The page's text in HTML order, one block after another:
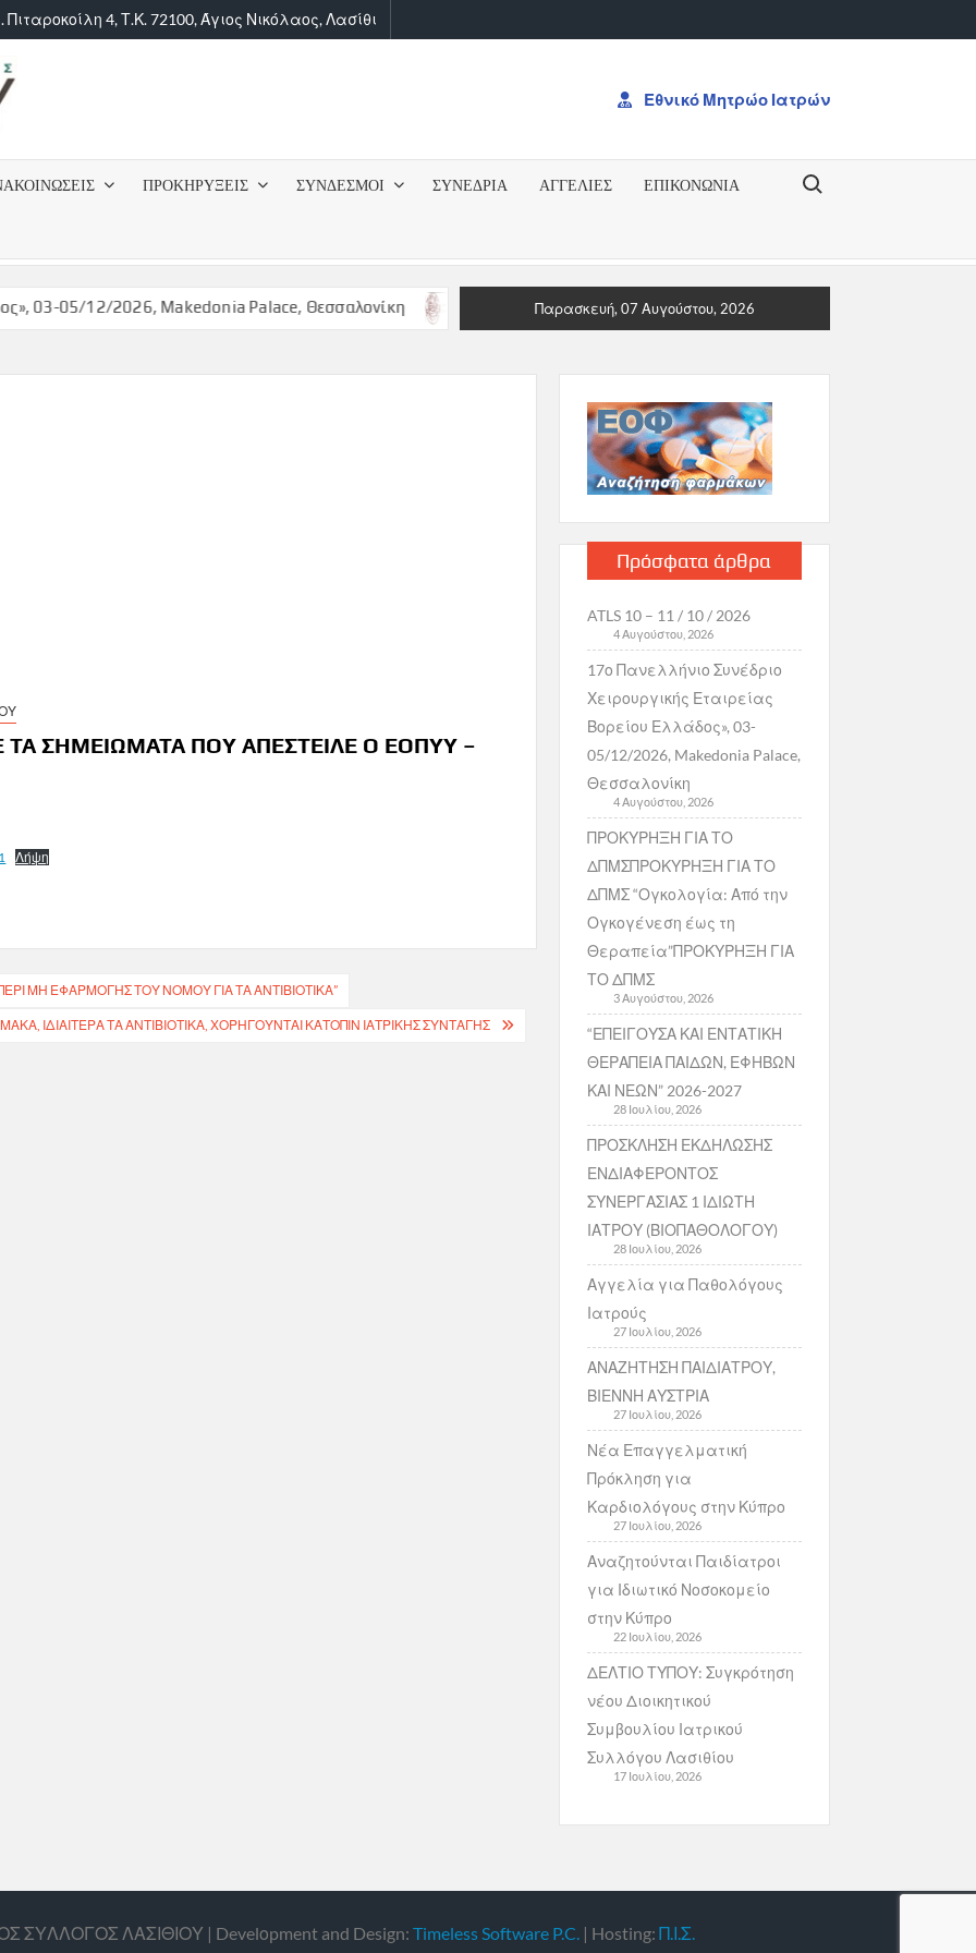
Πιταροκοίλη 4, Τ.Κ. 72100, Άγιος Νικόλαος, Λασίθι
ΣΥΛΛΟΓΟΣ
Εθνικό Μητρώο Ιατρών
ΠΡΟΚΗΡΥΞΕΙΣ ΣΥΝΔΕΣΜΟΙ ΣΥΝΕΔΡΙΑ ΑΓΓΕΛΙΕΣ ΕΠΙΚΟΝΩΝΊΑ
Search for:
03-05/12/2026, Makedonia Palace, Θεσσαλονίκη ΠΡΟΚΥΡΗΞΗ ΓΙΑ ΤΟ ΔΠΜΣΠΡΟΚΥΡΗΞΗ ΓΙΑ ΤΟ ΔΠΜΣ “Ογκολογία: Από
Παρασκευή, 07 Αυγούστου, 2026
ΣΗΜΕΙΩΜΑΤΑ ΠΟΥ ΑΠΕΣΤΕΙΛΕ Ο ΕΟΠΥΥ –
Λήψη
ΜΗ ΕΦΑΡΜΟΓΗΣ ΤΟΥ ΝΟΜΟΥ ΓΙΑ ΤΑ ΑΝΤΙΒΙΟΤΙΚΑ”
ΙΔΙΑΊΤΕΡΑ ΤΑ ΑΝΤΙΒΙΟΤΙΚΆ, ΧΟΡΗΓΟΎΝΤΑΙ ΚΑΤΌΠΙΝ ΙΑΤΡΙΚΉΣ ΣΥΝΤΑΓΉΣ
Πρόσφατα άρθρα
ATLS 10 – 11 / 10 / 2026
4 Αυγούστου, 2026
17ο Πανελλήνιο Συνέδριο
Χειρουργικής Εταιρείας
Βορείου Ελλάδος», 03-
05/12/2026, Makedonia Palace,
Θεσσαλονίκη
4 Αυγούστου, 2026
ΠΡΟΚΥΡΗΞΗ ΓΙΑ ΤΟ
ΔΠΜΣΠΡΟΚΥΡΗΞΗ ΓΙΑ ΤΟ
ΔΠΜΣ “Ογκολογία: Από την
Ογκογένεση έως τη
Θεραπεία”ΠΡΟΚΥΡΗΞΗ ΓΙΑ
ΤΟ ΔΠΜΣ
3 Αυγούστου, 2026
“ΕΠΕΙΓΟΥΣΑ ΚΑΙ ΕΝΤΑΤΙΚΗ
ΘΕΡΑΠΕΙΑ ΠΑΙΔΩΝ, ΕΦΗΒΩΝ
ΚΑΙ ΝΕΩΝ” 2026-2027
28 Ιουλίου, 2026
ΠΡΟΣΚΛΗΣΗ ΕΚΔΗΛΩΣΗΣ
ΕΝΔΙΑΦΕΡΟΝΤΟΣ
ΣΥΝΕΡΓΑΣΙΑΣ 1 ΙΔΙΩΤΗ
ΙΑΤΡΟΥ (ΒΙΟΠΑΘΟΛΟΓΟΥ)
28 Ιουλίου, 2026
Αγγελία για Παθολόγους
Ιατρούς
27 Ιουλίου, 2026
ΑΝΑΖΗΤΗΣΗ ΠΑΙΔΙΑΤΡΟΥ,
ΒΙΕΝΝΗ ΑΥΣΤΡΙΑ
27 Ιουλίου, 2026
Νέα Επαγγελματική
Πρόκληση για
Καρδιολόγους στην Κύπρο
27 Ιουλίου, 2026
Αναζητούνται Παιδίατροι
για Ιδιωτικό Νοσοκομείο
στην Κύπρο
22 Ιουλίου, 2026
ΔΕΛΤΙΟ ΤΥΠΟΥ: Συγκρότηση
νέου Διοικητικού
Συμβουλίου Ιατρικού
Συλλόγου Λασιθίου
17 Ιουλίου, 2026
ΣΥΛΛΟΓΟΣ ΛΑΣΙΘΙΟΥ | Develοpment and Design: Timeless Software P.C. | Hosting: Π.Ι.Σ.